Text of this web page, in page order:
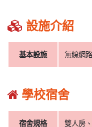
設施介紹
基本設施 無線網
學校宿舍
宿舍規格 雙人房